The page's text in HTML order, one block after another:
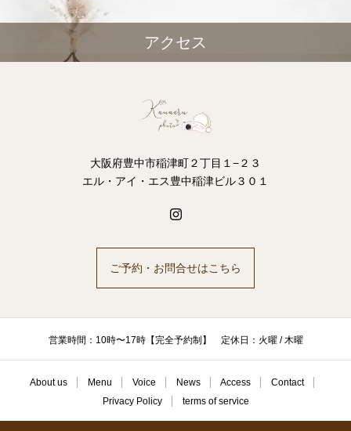
アクセス
大阪府豊中市稲津町２丁目１−２３
エル・アイ・エス豊中稲津ビル３０１
ご予約・お問合せはこちら
営業時間：10時〜17時【完全予約制】 定休日：火曜 / 木曜
About us Menu Voice News Access
Contact
Privacy Policy
terms of service